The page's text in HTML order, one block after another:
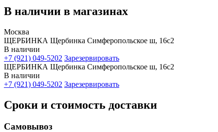
В наличии в магазинах
Москва
ЩЕРБИНКА Щербинка Симферопольское ш, 16с2
В наличии
+7 (921) 049-5202 Зарезервировать
ЩЕРБИНКА Щербинка Симферопольское ш, 16с2
В наличии
+7 (921) 049-5202 Зарезервировать
Сроки и стоимость доставки
Самовывоз